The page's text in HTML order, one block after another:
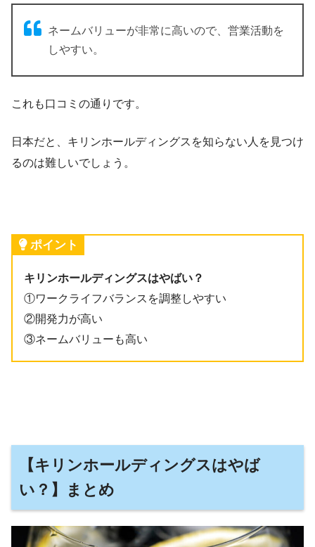
ネームバリューが非常に高いので、営業活動を
しやすい。
これも口コミの通りです。
日本だと、キリンホールディングスを知らない人を見つけ
るのは難しいでしょう。
ポイント
キリンホールディングスはやばい？
①ワークライフバランスを調整しやすい
②開発力が高い
③ネームバリューも高い
【キリンホールディングスはやば
い？】まとめ